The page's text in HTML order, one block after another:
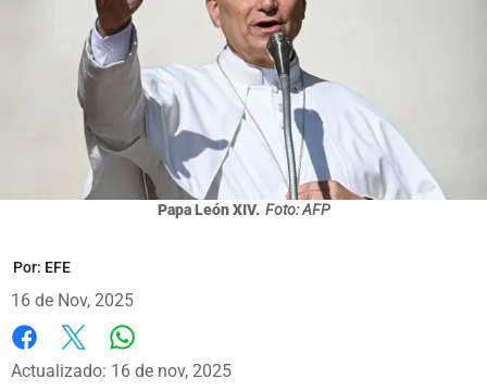
Papa León XIV. Foto: AFP
Por: EFE
16 de Nov, 2025
Facebook
X
Actualizado: 16 de nov, 2025